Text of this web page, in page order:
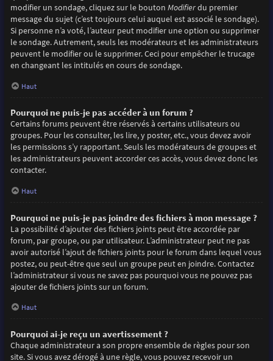
modifier un sondage, cliquez sur le bouton Modifierdu premier
message du sujet (c’est toujours celui auquel est associé le sondage).
Si personne n’a voté, l’auteur peut modifier une option ou supprimer
le sondage. Autrement, seuls les modérateurs et les administrateurs
peuvent le modifier ou le supprimer. Ceci pour empêcher le trucage
en changeant les intitulés en cours de sondage.
Haut
Pourquoi ne puis-je pas accéder à un forum ?
Certains forums peuvent être réservés à certains utilisateurs ou
groupes. Pour les consulter, les lire, y poster, etc., vous devez avoir
les permissions s’y rapportant. Seuls les modérateurs de groupes et
les administrateurs peuvent accorder ces accès, vous devez donc les
contacter.
Haut
Pourquoi ne puis-je pas joindre des fichiers à mon message ?
La possibilité d’ajouter des fichiers joints peut être accordée par
forum, par groupe, ou par utilisateur. L’administrateur peut ne pas
avoir autorisé l’ajout de fichiers joints pour le forum dans lequel vous
postez, ou peut-être que seul un groupe peut en joindre. Contactez
l’administrateur si vous ne savez pas pourquoi vous ne pouvez pas
ajouter de fichiers joints sur un forum.
Haut
Pourquoi ai-je reçu un avertissement ?
Chaque administrateur a son propre ensemble de règles pour son
site. Si vous avez dérogé à une règle, vous pouvez recevoir un